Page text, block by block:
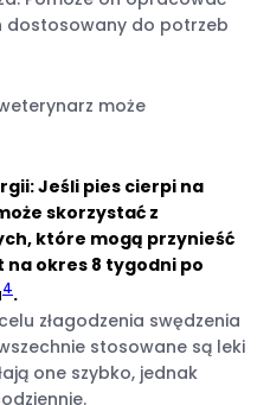
dostosowany do potrzeb
może
Jeśli pies cierpi na
skorzystać z
które mogą przynieść
na okres 8 tygodni po
4.
złagodzenia swędzenia
stosowane są leki
one szybko, jednak